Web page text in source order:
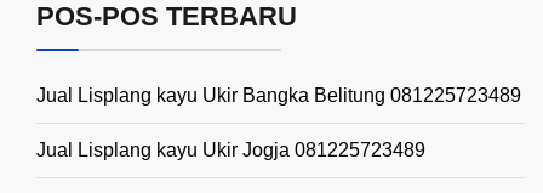
POS-POS TERBARU
Jual Lisplang kayu Ukir Bangka Belitung 081225723489
Jual Lisplang kayu Ukir Jogja 081225723489